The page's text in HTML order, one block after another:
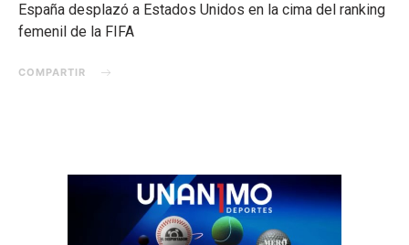
España desplazó a Estados Unidos en la cima del ranking
femenil de la FIFA
COMPARTIR